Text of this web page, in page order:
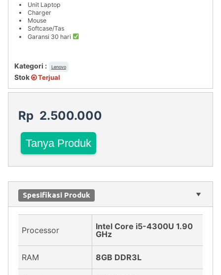
Unit Laptop
Charger
Mouse
Softcase/Tas
Garansi 30 hari
Kategori : Lenovo
Stok Terjual
Rp 2.500.000
Tanya Produk
Spesifikasi Produk
Processor
Intel Core i5-4300U 1.90
GHz
RAM 8GB DDR3L